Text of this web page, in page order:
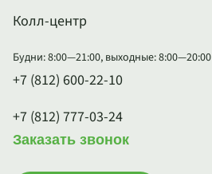
Колл-центр
Будни: 8:00—21:00, выходные: 8:00—20:00
+7 (812) 600-22-10
+7 (812) 777-03-24
Заказать звонок